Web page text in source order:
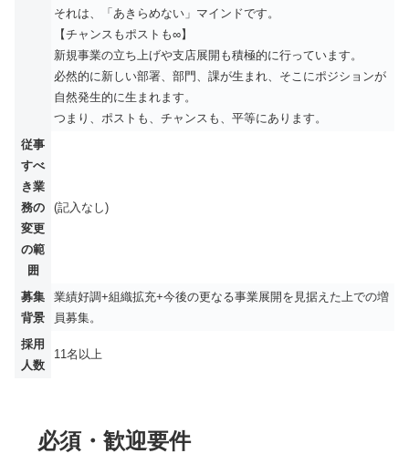
それは、「あきらめない」マインドです。
【チャンスもポストも∞】
新規事業の立ち上げや支店展開も積極的に行っています。
必然的に新しい部署、部門、課が生まれ、そこにポジションが
自然発生的に生まれます。
つまり、ポストも、チャンスも、平等にあります。
従事
すべ
き業
務の
変更
の範
囲
(記入なし)
募集
背景
業績好調+組織拡充+今後の更なる事業展開を見据えた上での増
員募集。
採用
人数
11名以上
必須・歓迎要件